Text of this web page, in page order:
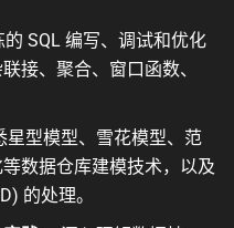
SQL 编写、调试和优化
接、聚合、窗口函数、
星型模型、雪花模型、范
数据仓库建模技术，以及
的处理。